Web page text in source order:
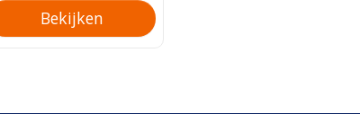
Bekijken